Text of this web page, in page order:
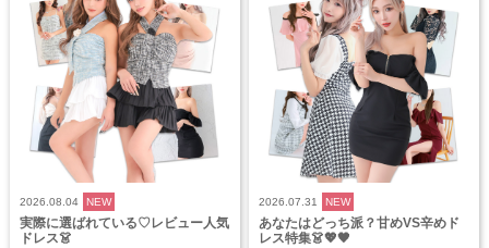
2026.08.04 NEW
実際に選ばれている♡レビュー人気
ドレス👗
2026.07.31 NEW
あなたはどっち派？甘めVS辛めド
レス特集👗💖🖤